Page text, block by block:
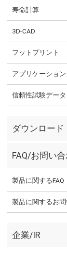
寿命計算
3D-CAD
フットプリント
アプリケーショ
信頼性試験データ
ダウンロード
FAQ/お問い
製品に関するFAQ
製品に関するお
企業/IR